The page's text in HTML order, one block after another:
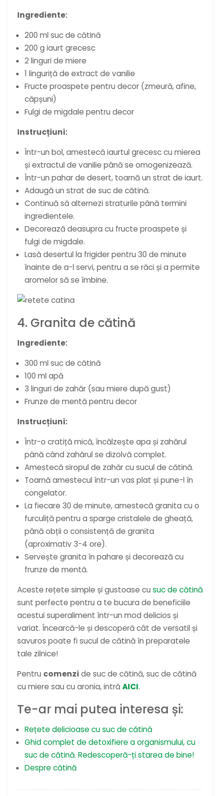
Ingrediente:
200 ml suc de cătină
200 g iaurt grecesc
2 linguri de miere
1 linguriță de extract de vanilie
Fructe proaspete pentru decor (zmeură, afine,
căpșuni)
Fulgi de migdale pentru decor
Instrucțiuni:
Într-un bol, amestecă iaurtul grecesc cu mierea
și extractul de vanilie până se omogenizează.
Într-un pahar de desert, toarnă un strat de iaurt.
Adaugă un strat de suc de cătină.
Continuă să alternezi straturile până termini
ingredientele.
Decorează deasupra cu fructe proaspete și
fulgi de migdale.
Lasă desertul la frigider pentru 30 de minute
înainte de a-l servi, pentru a se răci și a permite
aromelor să se îmbine.
4. Granita de cătină
Ingrediente:
300 ml suc de cătină
100 ml apă
3 linguri de zahăr (sau miere după gust)
Frunze de mentă pentru decor
Instrucțiuni:
Într-o cratiță mică, încălzește apa și zahărul
până când zahărul se dizolvă complet.
Amestecă siropul de zahăr cu sucul de cătină.
Toarnă amestecul într-un vas plat și pune-l în
congelator.
La fiecare 30 de minute, amestecă granita cu o
furculiță pentru a sparge cristalele de gheață,
până obții o consistență de granita
(aproximativ 3-4 ore).
Servește granita în pahare și decorează cu
frunze de mentă.
Aceste rețete simple și gustoase cu suc de cătină
sunt perfecte pentru a te bucura de beneficiile
acestui superaliment într-un mod delicios și
variat. Încearcă-le și descoperă cât de versatil și
savuros poate fi sucul de cătină în preparatele
tale zilnice!
Pentru comenzi de suc de cătină, suc de cătină
cu miere sau cu aronia, intrăAICI.
Te-ar mai putea interesa și:
Rețete delicioase cu suc de cătină
Ghid complet de detoxifiere a organismului, cu
suc de cătină. Redescoperă-ți starea de bine!
Despre cătină